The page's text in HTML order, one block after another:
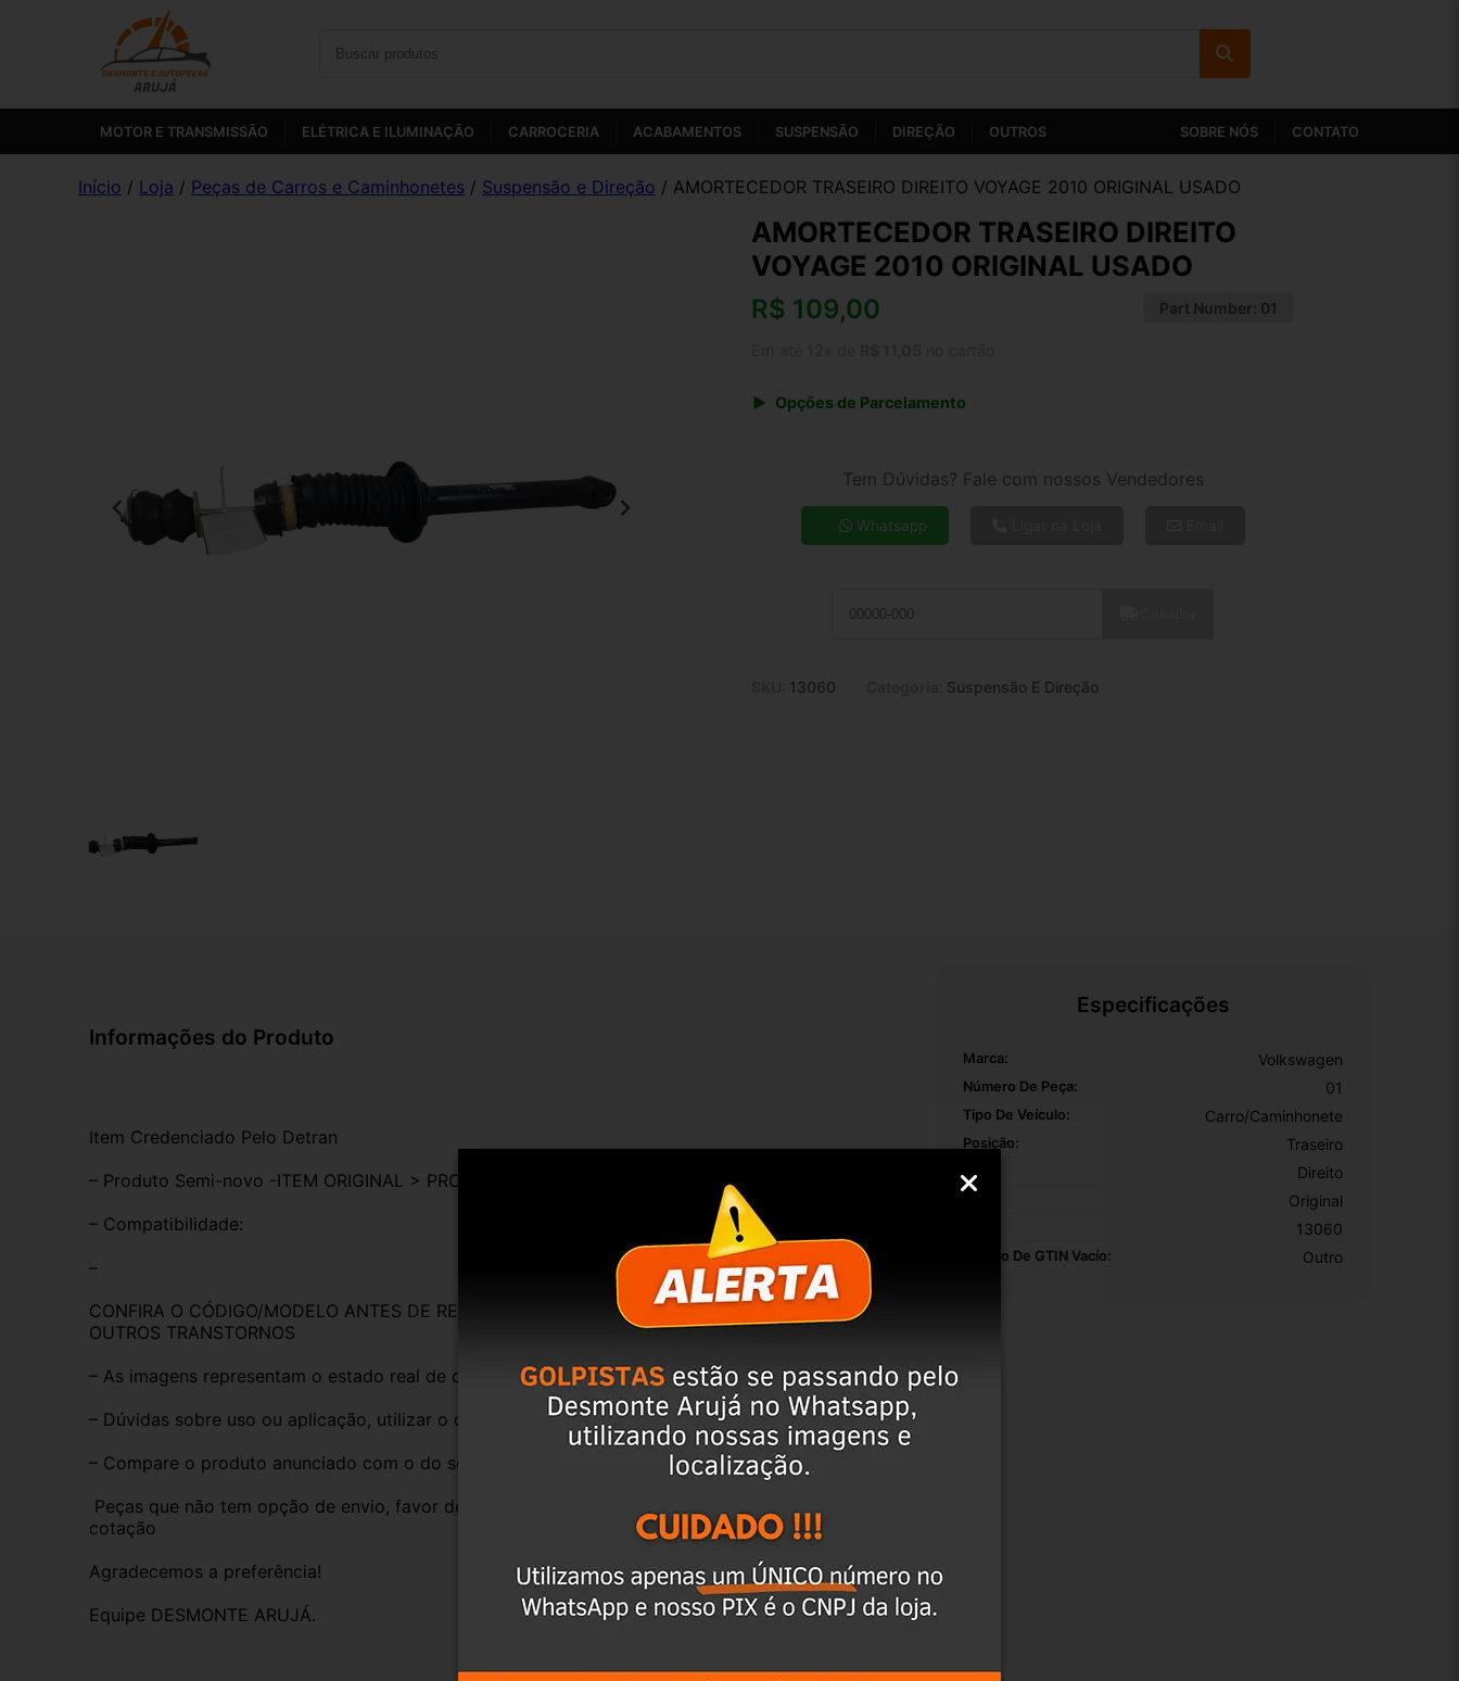
MOTOR E TRANSMISSÃO ELÉTRICA E ILUMINAÇÃO CARROCERIA ACABAMENTOS SUSPENSÃO DIREÇÃO OUTROS SOBRE NÓS CONTATO
Início / Loja / Peças de Carros e Caminhonetes / Suspensão e Direção / AMORTECEDOR TRASEIRO DIREITO VOYAGE 2010 ORIGINAL USADO
AMORTECEDOR TRASEIRO DIREITO
VOYAGE 2010 ORIGINAL USADO
R$ 109,00 Part Number: 01
Opções de Parcelamento
7x de R$ 17,86
9x de R$ 14,25
Tem Dúvidas? Fale com nossos Vendedores
Whatsapp
13060 Suspensão E Direção
Informações do Produto
Item Credenciado Pelo Detran
– Produto Semi-novo -ITEM ORIGINAL > PRONTO PARA USO
– Compatibilidade:
–
CONFIRA O CÓDIGO/MODELO ANTES DE REALIZAR A COMPRA, ISSO EVITA DEVOLUÇÕES E
OUTROS TRANSTORNOS
– As imagens representam o estado real de conservação da peça;
– Dúvidas sobre uso ou aplicação, utilizar o campo de perguntas;
– Compare o produto anunciado com o do seu veículo, para evitar trocas;
cotação
Agradecemos a preferência!
Equipe DESMONTE ARUJÁ.
Especificações
Marca: Volkswagen
Número De Peça: 01
Tipo De Veículo: Carro/Caminhonete
Posição: Traseiro
Direito
Original
13060
Motivo De GTIN Vacío: Outro